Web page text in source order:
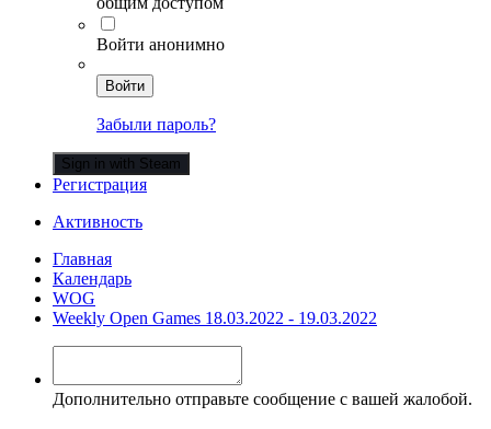
Войти анонимно
Войти
Забыли пароль?
Sign in with Steam
Регистрация
Активность
Главная
Календарь
WOG
Weekly Open Games 18.03.2022 - 19.03.2022
Дополнительно отправьте сообщение с вашей жалобой.